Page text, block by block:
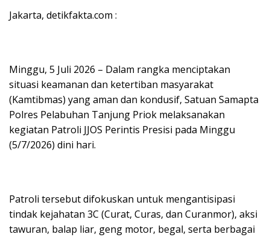
Jakarta, detikfakta.com :
Minggu, 5 Juli 2026 – Dalam rangka menciptakan
situasi keamanan dan ketertiban masyarakat
(Kamtibmas) yang aman dan kondusif, Satuan Samapta
Polres Pelabuhan Tanjung Priok melaksanakan
kegiatan Patroli JJOS Perintis Presisi pada Minggu
(5/7/2026) dini hari.
Patroli tersebut difokuskan untuk mengantisipasi
tindak kejahatan 3C (Curat, Curas, dan Curanmor), aksi
tawuran, balap liar, geng motor, begal, serta berbagai